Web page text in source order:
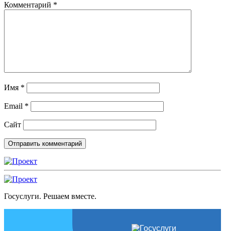
Комментарий *
Имя *
Email *
Сайт
Госуслуги. Решаем вместе.